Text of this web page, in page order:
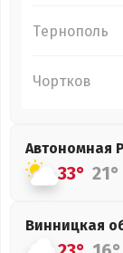
Тернополь
Чортков
Автономная
33° 21°
Винницкая